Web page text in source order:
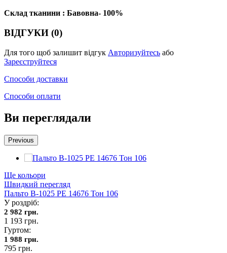
Склад тканини : Бавовна- 100%
ВІДГУКИ (0)
Для того щоб залишит відгук Авторизуйтесь або
Зареєструйтеся
Способи доставки
Способи оплати
Ви переглядали
Previous
Ще кольори
Швидкий перегляд
Пальто В-1025 PE 14676 Тон 106
У роздріб:
2 982 грн.
1 193 грн.
Гуртом:
1 988 грн.
795 грн.